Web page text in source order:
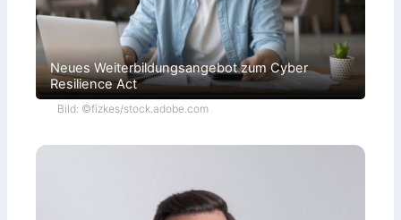
Neues Weiterbildungsangebot zum Cyber
Resilience Act
Bild: ©fizkes/stock.adobe.com